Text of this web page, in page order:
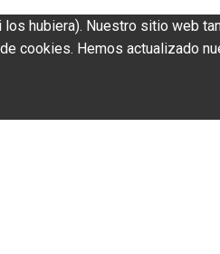
hubiera). Nuestro sitio web
cookies. Hemos actualizado